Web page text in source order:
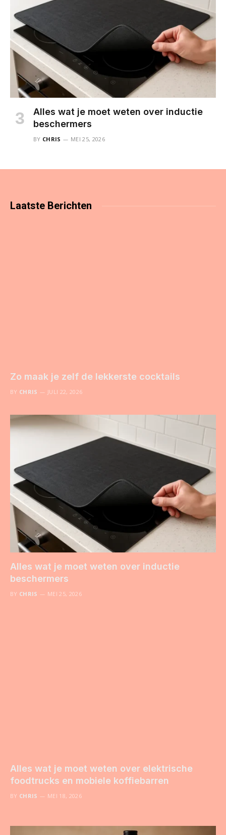
Alles wat je moet weten over inductie
beschermers
BY CHRIS MEI 25, 2026
Laatste Berichten
Zo maak je zelf de lekkerste cocktails
BY CHRIS JULI 22, 2026
Alles wat je moet weten over inductie
beschermers
BY CHRIS MEI 25, 2026
Alles wat je moet weten over elektrische
foodtrucks en mobiele koffiebarren
BY CHRIS MEI 18, 2026